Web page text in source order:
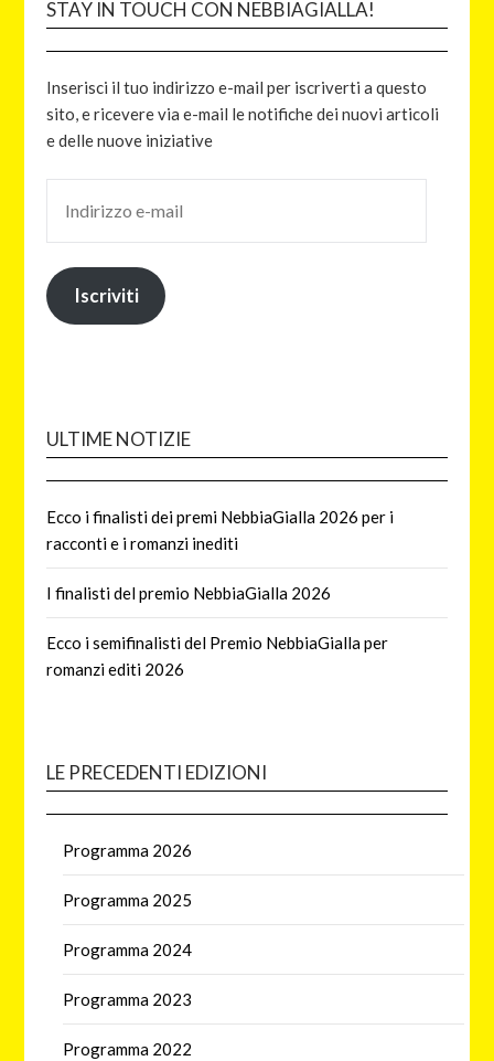
STAY IN TOUCH CON NEBBIAGIALLA!
Inserisci il tuo indirizzo e-mail per iscriverti a questo
sito, e ricevere via e-mail le notifiche dei nuovi articoli
e delle nuove iniziative
Iscriviti
ULTIME NOTIZIE
Ecco i finalisti dei premi NebbiaGialla 2026 per i
racconti e i romanzi inediti
I finalisti del premio NebbiaGialla 2026
Ecco i semifinalisti del Premio NebbiaGialla per
romanzi editi 2026
LE PRECEDENTI EDIZIONI
Programma 2026
Programma 2025
Programma 2024
Programma 2023
Programma 2022